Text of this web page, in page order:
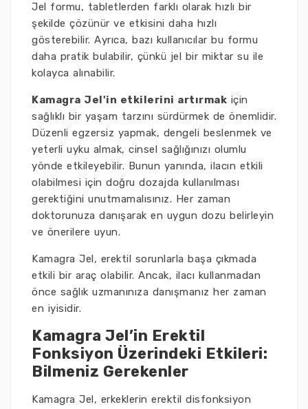
Jel formu, tabletlerden farklı olarak hızlı bir
şekilde çözünür ve etkisini daha hızlı
gösterebilir. Ayrıca, bazı kullanıcılar bu formu
daha pratik bulabilir, çünkü jel bir miktar su ile
kolayca alınabilir.
Kamagra Jel'in etkilerini artırmak için
sağlıklı bir yaşam tarzını sürdürmek de önemlidir.
Düzenli egzersiz yapmak, dengeli beslenmek ve
yeterli uyku almak, cinsel sağlığınızı olumlu
yönde etkileyebilir. Bunun yanında, ilacın etkili
olabilmesi için doğru dozajda kullanılması
gerektiğini unutmamalısınız. Her zaman
doktorunuza danışarak en uygun dozu belirleyin
ve önerilere uyun.
Kamagra Jel, erektil sorunlarla başa çıkmada
etkili bir araç olabilir. Ancak, ilacı kullanmadan
önce sağlık uzmanınıza danışmanız her zaman
en iyisidir.
Kamagra Jel’in Erektil
Fonksiyon Üzerindeki Etkileri:
Bilmeniz Gerekenler
Kamagra Jel, erkeklerin erektil disfonksiyon